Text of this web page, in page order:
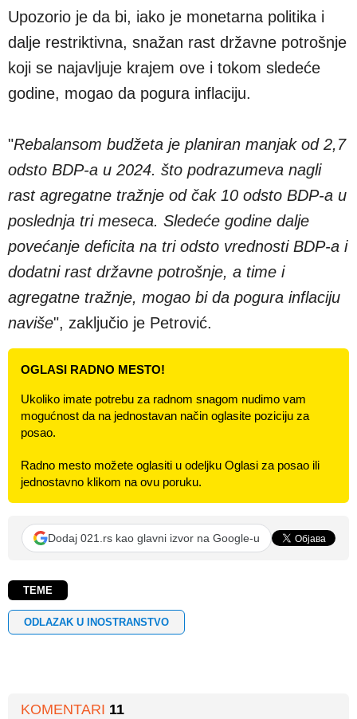
Upozorio je da bi, iako je monetarna politika i
dalje restriktivna, snažan rast državne potrošnje
koji se najavljuje krajem ove i tokom sledeće
godine, mogao da pogura inflaciju.
"Rebalansom budžeta je planiran manjak od 2,7
odsto BDP-a u 2024. što podrazumeva nagli
rast agregatne tražnje od čak 10 odsto BDP-a u
poslednja tri meseca. Sledeće godine dalje
povećanje deficita na tri odsto vrednosti BDP-a i
dodatni rast državne potrošnje, a time i
agregatne tražnje, mogao bi da pogura inflaciju
naviše", zaključio je Petrović.
OGLASI RADNO MESTO!
Ukoliko imate potrebu za radnom snagom nudimo vam
mogućnost da na jednostavan način oglasite poziciju za
posao.
Radno mesto možete oglasiti u odeljku Oglasi za posao ili
jednostavno klikom na ovu poruku.
Dodaj 021.rs kao glavni izvor na Google-u
TEME
ODLAZAK U INOSTRANSTVO
KOMENTARI 11